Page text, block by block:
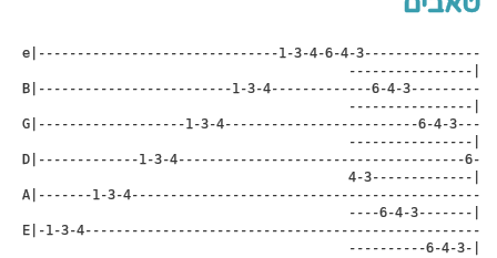
e|-------------------------------1-3-4-6-4-3---------------
----------------|
B|-------------------------1-3-4-------------6-4-3---------
----------------|
G|-------------------1-3-4-------------------------6-4-3---
----------------|
D|-------------1-3-4-------------------------------------6-
4-3-------------|
A|-------1-3-4---------------------------------------------
----6-4-3-------|
E|-1-3-4---------------------------------------------------
----------6-4-3-|